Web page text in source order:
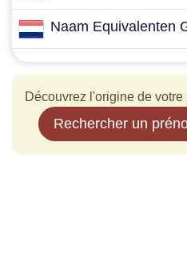
Naam Equivalenten
Découvrez l'origine de votre
Rechercher un